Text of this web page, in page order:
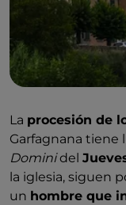
La procesión de
Garfagnana tiene
Dominidel
la iglesia, siguen
un hombre que